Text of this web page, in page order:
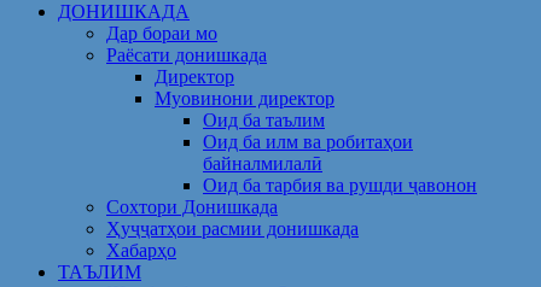
ДОНИШКАДА
Дар бораи мо
Раёсати донишкада
Директор
Муовинони директор
Оид ба таълим
Оид ба илм ва робитаҳои
байналмилалӣ
Оид ба тарбия ва рушди ҷавонон
Сохтори Донишкада
Ҳуҷҷатҳои расмии донишкада
Хабарҳо
ТАЪЛИМ